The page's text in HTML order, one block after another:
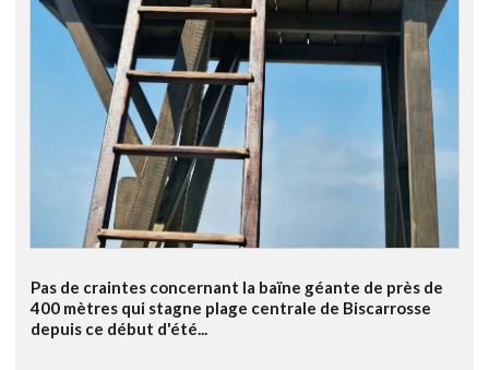
Pas de craintes concernant la baïne géante de près de
400 mètres qui stagne plage centrale de Biscarrosse
depuis ce début d'été...